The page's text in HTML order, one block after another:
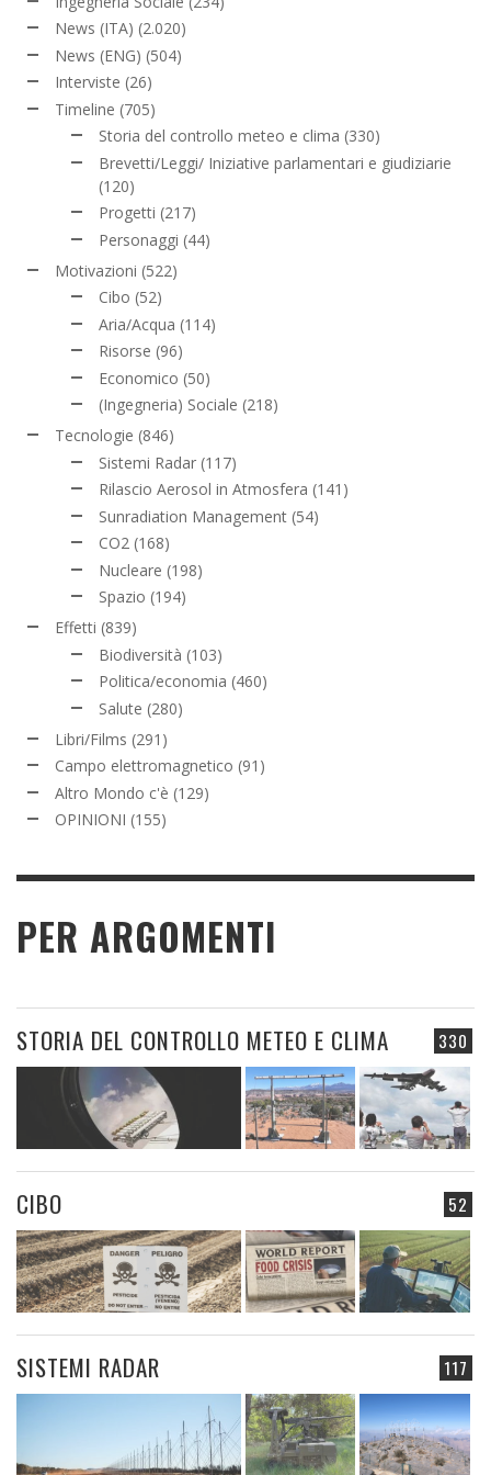
News (ITA) (2.020)
News (ENG) (504)
Interviste (26)
Timeline (705)
Storia del controllo meteo e clima (330)
Brevetti/Leggi/ Iniziative parlamentari e giudiziarie
(120)
Progetti (217)
Personaggi (44)
Motivazioni (522)
Cibo (52)
Aria/Acqua (114)
Risorse (96)
Economico (50)
(Ingegneria) Sociale (218)
Tecnologie (846)
Sistemi Radar (117)
Rilascio Aerosol in Atmosfera (141)
Sunradiation Management (54)
CO2 (168)
Nucleare (198)
Spazio (194)
Effetti (839)
Biodiversità (103)
Politica/economia (460)
Salute (280)
Libri/Films (291)
Campo elettromagnetico (91)
Altro Mondo c'è (129)
OPINIONI (155)
PER ARGOMENTI
330
STORIA DEL CONTROLLO METEO E CLIMA
52
CIBO
117
SISTEMI RADAR